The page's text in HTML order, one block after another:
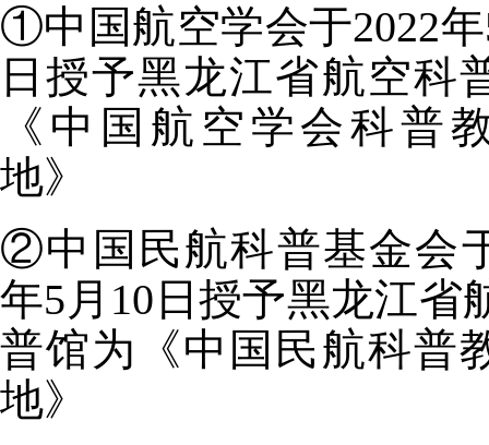
①中国航空学会于2022年
日授予黑龙江省航空科
《中国航空学会科普
地》
②中国民航科普基金会
年5月10日授予黑龙江省
普馆为《中国民航科普
地》